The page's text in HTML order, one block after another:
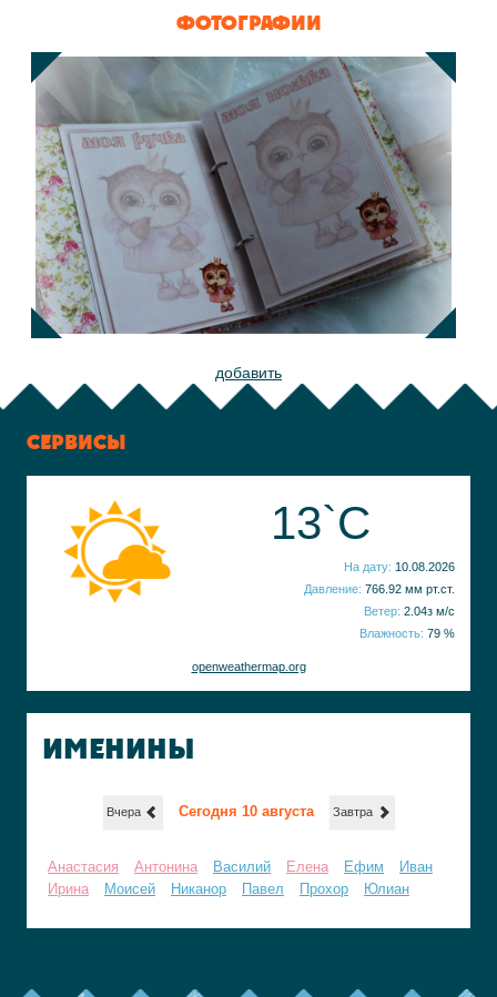
ФОТОГРАФИИ
добавить
СЕРВИСЫ
13`C
На дату: 10.08.2026
Давление: 766.92 мм рт.ст.
Ветер: 2.04з м/с
Влажность: 79 %
openweathermap.org
ИМЕНИНЫ
Вчера Сегодня 10 августа Завтра
Анастасия Антонина Василий Елена Ефим
Иван
Ирина
Моисей Никанор Павел Прохор Юлиан